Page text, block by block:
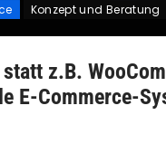
Konzept und Beratung
z.B.
E-Commerce-